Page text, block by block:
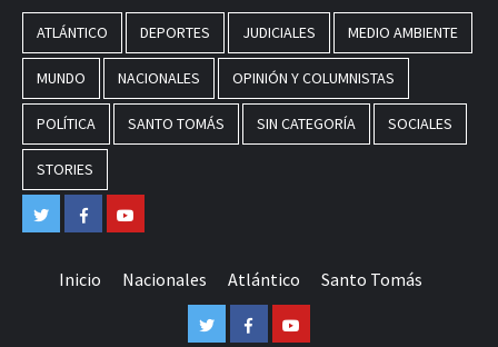
ATLÁNTICO DEPORTES JUDICIALES MEDIO AMBIENTE
MUNDO NACIONALES OPINIÓN Y COLUMNISTAS
POLÍTICA SANTO TOMÁS SIN CATEGORÍA SOCIALES
STORIES
TwitterFacebook
Inicio Nacionales Atlántico Santo Tomás
TwitterFacebookYoutube